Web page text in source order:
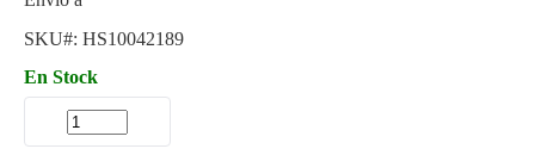
SKU#: HS10042189
En Stock